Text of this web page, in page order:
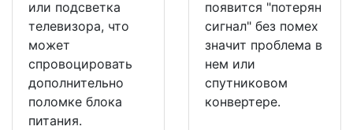
или подсветка
телевизора, что
может
спровоцировать
дополнительно
поломке блока
питания.
появится "потерян
сигнал" без помех
значит проблема в
нем или
спутниковом
конвертере.